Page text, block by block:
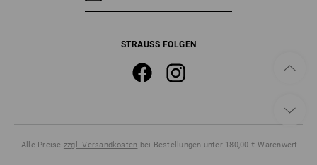
STRAUSS FOLGEN
Alle Preise zzgl. Versandkosten bei Bestellungen unter 180,00 € Warenwert.